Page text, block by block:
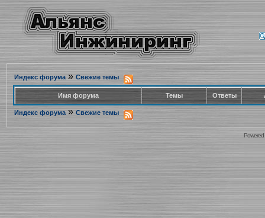
Индекс форума» Свежие темы
Имя форума Темы Ответы
Индекс форума » Свежие темы